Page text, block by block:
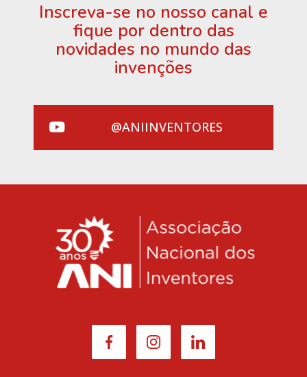
Inscreva-se no nosso canal e
fique por dentro das
novidades no mundo das
invenções
@ANIINVENTORES